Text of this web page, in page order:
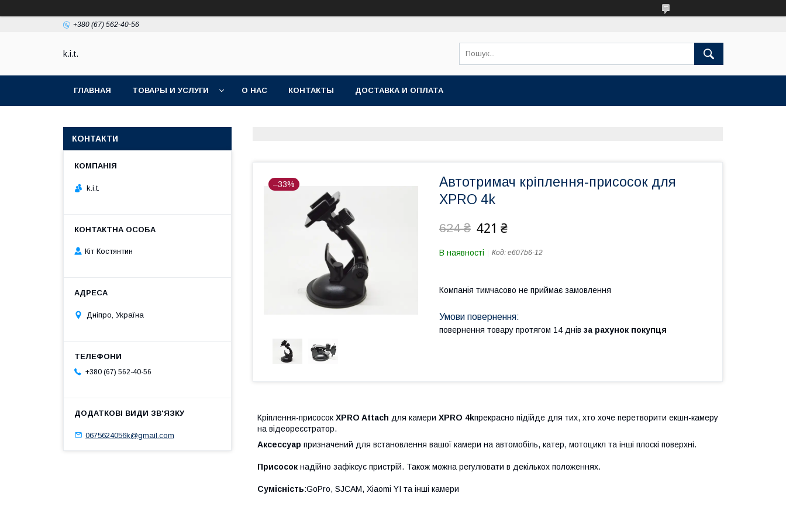
+380 (67) 562-40-56
k.i.t.
ГЛАВНАЯ ТОВАРЫ И УСЛУГИ О НАС КОНТАКТЫ ДОСТАВКА И ОПЛАТА
–33%
Автотримач кріплення-присосок для
XPRO 4k
624 ₴ 421 ₴
В наявності Код: e607b6-12
Компанія тимчасово не приймає замовлення
повернення товару протягом 14 днів за рахунок покупця
Кріплення-присосок XPRO Attach для камери XPRO 4kпрекрасно підійде для тих, хто хоче перетворити екшн-камеру
на відеореєстратор.
Аксессуар призначений для встановлення вашої камери на автомобіль, катер, мотоцикл та інші плоскі поверхні.
Присосок надійно зафіксує пристрій. Також можна регулювати в декількох положеннях.
Сумісність:GoPro, SJCAM, Xiaomi YI та інші камери
КОНТАКТИ
k.i.t.
Кіт Костянтин
Дніпро, Україна
+380 (67) 562-40-56
0675624056k@gmail.com